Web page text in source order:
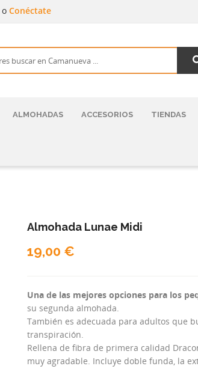
o Conéctate
ALMOHADAS ACCESORIOS TIENDAS
Almohada Lunae Midi
19,00 €
Una de las mejores opciones para los
su segunda almohada.
También es adecuada para adultos que
transpiración.
Rellena de fibra de primera calidad
muy agradable. Incluye doble funda, la